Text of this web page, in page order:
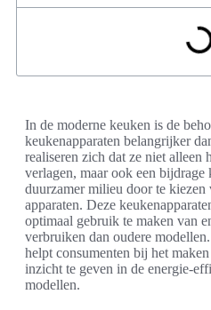
In de moderne keuken is de
keukenapparaten belangrijker
realiseren zich dat ze niet alleen
verlagen, maar ook een bijdrage
duurzamer milieu door te kiezen
apparaten. Deze
optimaal gebruik te maken van
verbruiken dan oudere
helpt consumenten bij het
inzicht te geven in de energie-
modellen.